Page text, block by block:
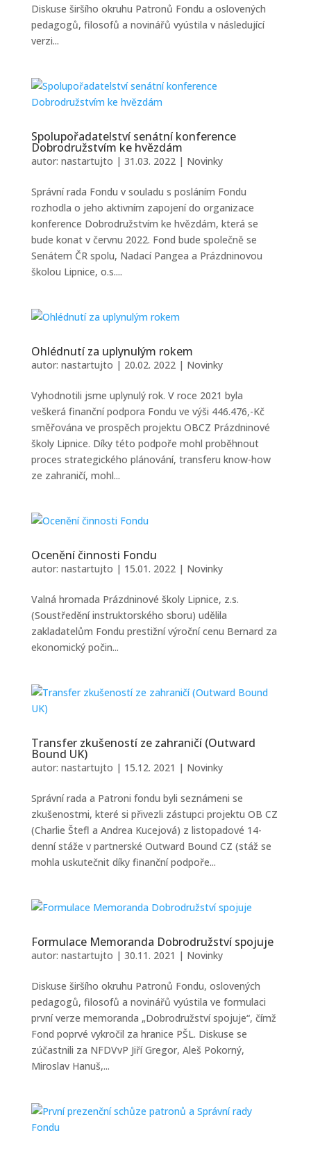
Diskuse širšího okruhu Patronů Fondu a oslovených
pedagogů, filosofů a novinářů vyústila v následující
verzi...
Spolupořadatelství senátní konference
Dobrodružstvím ke hvězdám
autor: nastartujto | 31.03. 2022| Novinky
Správní rada Fondu v souladu s posláním Fondu
rozhodla o jeho aktivním zapojení do organizace
konference Dobrodružstvím ke hvězdám, která se
bude konat v červnu 2022. Fond bude společně se
Senátem ČR spolu, Nadací Pangea a Prázdninovou
školou Lipnice, o.s....
Ohlédnutí za uplynulým rokem
autor: nastartujto | 20.02. 2022| Novinky
Vyhodnotili jsme uplynulý rok. V roce 2021 byla
veškerá finanční podpora Fondu ve výši 446.476,-Kč
směřována ve prospěch projektu OBCZ Prázdninové
školy Lipnice. Díky této podpoře mohl proběhnout
proces strategického plánování, transferu know-how
ze zahraničí, mohl...
Ocenění činnosti Fondu
autor: nastartujto | 15.01. 2022| Novinky
Valná hromada Prázdninové školy Lipnice, z.s.
(Soustředění instruktorského sboru) udělila
zakladatelům Fondu prestižní výroční cenu Bernard za
ekonomický počin...
Transfer zkušeností ze zahraničí (Outward
Bound UK)
autor: nastartujto | 15.12. 2021 | Novinky
Správní rada a Patroni fondu byli seznámeni se
zkušenostmi, které si přivezli zástupci projektu OB CZ
(Charlie Štefl a Andrea Kucejová) z listopadové 14-
denní stáže v partnerské Outward Bound CZ (stáž se
mohla uskutečnit díky finanční podpoře...
Formulace Memoranda Dobrodružství spojuje
autor: nastartujto | 30.11. 2021 | Novinky
Diskuse širšího okruhu Patronů Fondu, oslovených
pedagogů, filosofů a novinářů vyústila ve formulaci
první verze memoranda „Dobrodružství spojuje“, čímž
Fond poprvé vykročil za hranice PŠL. Diskuse se
zúčastnili za NFDVvP Jiří Gregor, Aleš Pokorný,
Miroslav Hanuš,...